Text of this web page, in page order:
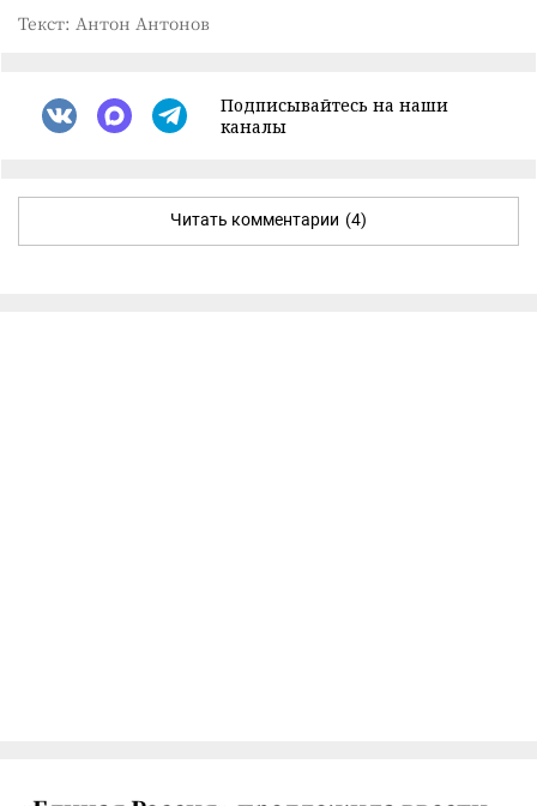
Текст: Антон Антонов
Подписывайтесь на наши
каналы
Читать комментарии (4)